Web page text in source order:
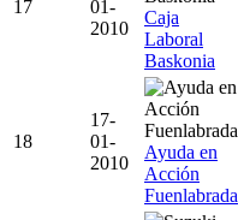
17
01-
2010
Caja
Laboral
Baskonia
18
17-
01-
2010
Ayuda en
Acción
Fuenlabrada